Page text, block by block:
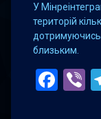
У
територій
дотримуючись
близьким.